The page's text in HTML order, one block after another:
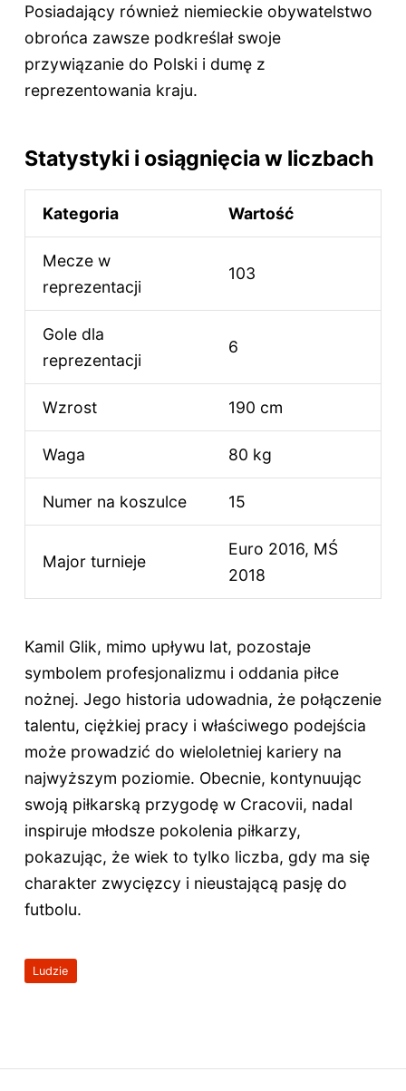
Posiadający również niemieckie obywatelstwo
obrońca zawsze podkreślał swoje
przywiązanie do Polski i dumę z
reprezentowania kraju.
Statystyki i osiągnięcia w liczbach
Kategoria Wartość
Mecze w
reprezentacji
103
Gole dla
reprezentacji
6
Wzrost 190 cm
Waga 80 kg
Numer na koszulce 15
Major turnieje
Euro 2016, MŚ
2018
Kamil Glik, mimo upływu lat, pozostaje
symbolem profesjonalizmu i oddania piłce
nożnej. Jego historia udowadnia, że połączenie
talentu, ciężkiej pracy i właściwego podejścia
może prowadzić do wieloletniej kariery na
najwyższym poziomie. Obecnie, kontynuując
swoją piłkarską przygodę w Cracovii, nadal
inspiruje młodsze pokolenia piłkarzy,
pokazując, że wiek to tylko liczba, gdy ma się
charakter zwycięzcy i nieustającą pasję do
futbolu.
Ludzie